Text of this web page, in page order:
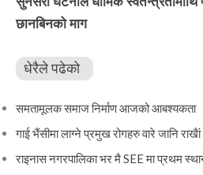
छानबिनको माग
धेरैले पढेको
समतामूलक समाज निर्माण आजको आबश्यकता
गाई भैंसीमा लाग्ने प्रमुख रोगहरु वारे जानि राखैां
राइनास नगरपालिका भर मै SEE मा प्रथम